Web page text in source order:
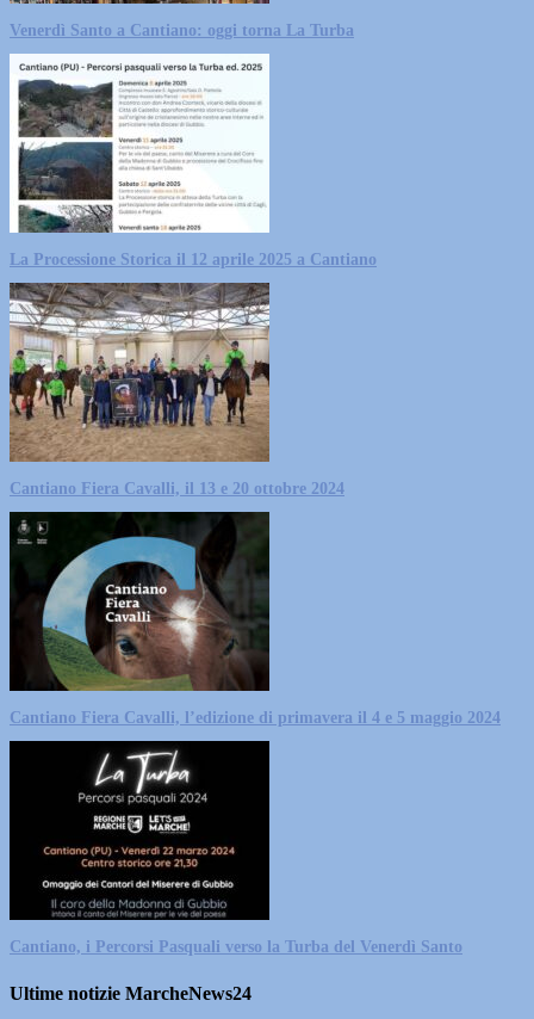
Venerdì Santo a Cantiano: oggi torna La Turba
La Processione Storica il 12 aprile 2025 a Cantiano
Cantiano Fiera Cavalli, il 13 e 20 ottobre 2024
Cantiano Fiera Cavalli, l’edizione di primavera il 4 e 5 maggio 2024
Cantiano, i Percorsi Pasquali verso la Turba del Venerdì Santo
Ultime notizie MarcheNews24